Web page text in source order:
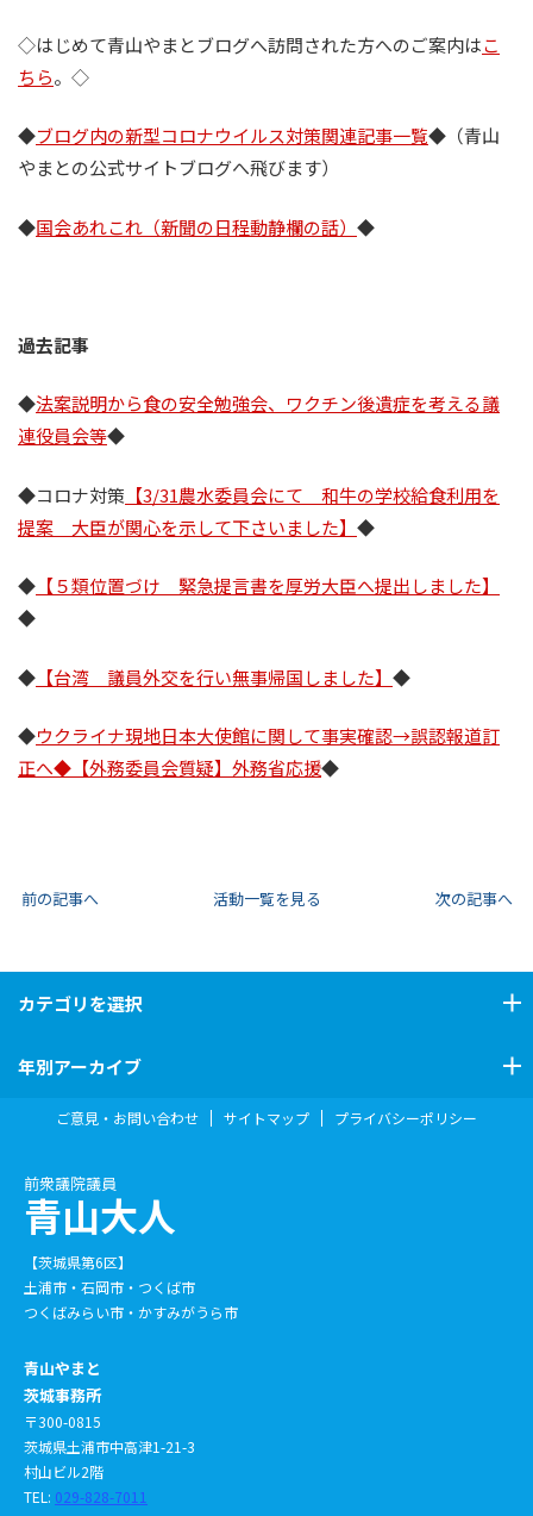
◇はじめて青山やまとブログへ訪問された方へのご案内はこ
ちら。◇
◆ブログ内の新型コロナウイルス対策関連記事一覧◆（青山
やまとの公式サイトブログへ飛びます）
◆国会あれこれ（新聞の日程動静欄の話） ◆
過去記事
◆法案説明から食の安全勉強会、ワクチン後遺症を考える議
連役員会等◆
◆コロナ対策 【3/31農水委員会にて 和牛の学校給食利用を
提案 大臣が関心を示して下さいました】 ◆
◆ 【５類位置づけ 緊急提言書を厚労大臣へ提出しました】
◆
◆ 【台湾 議員外交を行い無事帰国しました】 ◆
◆ウクライナ現地日本大使館に関して事実確認→誤認報道訂
正へ◆【外務委員会質疑】外務省応援◆
前の記事へ 活動一覧を見る 次の記事へ
カテゴリを選択
年別アーカイブ
前衆議院議員
青山大人
【茨城県第6区】
土浦市・石岡市・つくば市
つくばみらい市・かすみがうら市
青山やまと
茨城事務所
〒300-0815
茨城県土浦市中高津1-21-3
村山ビル2階
TEL: 029-828-7011
ご意見・お問い合わせ サイトマップ プライバシーポリシー